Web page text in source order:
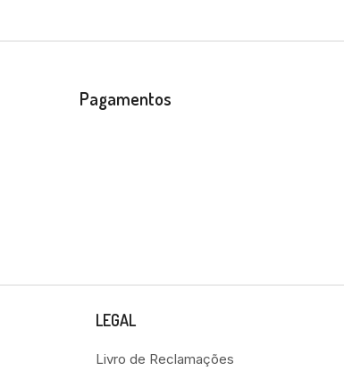
Pagamentos
LEGAL
Livro de Reclamações